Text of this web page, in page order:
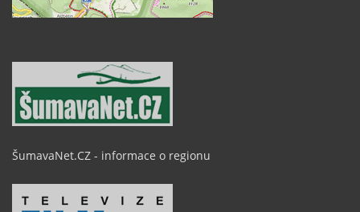
ŠumavaNet.CZ - informace o regionu